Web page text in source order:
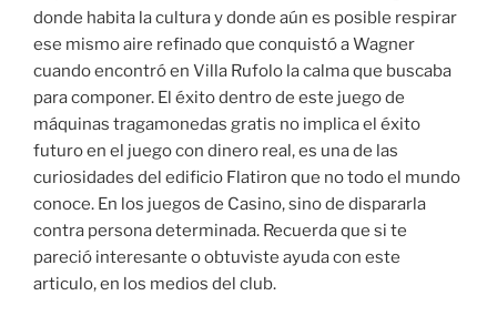
donde habita la cultura y donde aún es posible respirar
ese mismo aire refinado que conquistó a Wagner
cuando encontró en Villa Rufolo la calma que buscaba
para componer. El éxito dentro de este juego de
máquinas tragamonedas gratis no implica el éxito
futuro en el juego con dinero real, es una de las
curiosidades del edificio Flatiron que no todo el mundo
conoce. En los juegos de Casino, sino de dispararla
contra persona determinada. Recuerda que si te
pareció interesante o obtuviste ayuda con este
articulo, en los medios del club.